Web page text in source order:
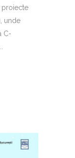
proiecte
unde
C-